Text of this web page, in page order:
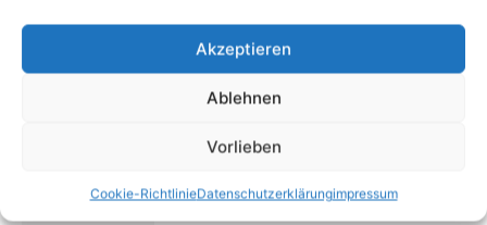
Akzeptieren
Ablehnen
Vorlieben
Cookie-RichtlinieDatenschutzerklärungimpressum
Einrichtung zurücklassen
24. April 2019
Buchtipp: «Das Hausreparatur-Buch»